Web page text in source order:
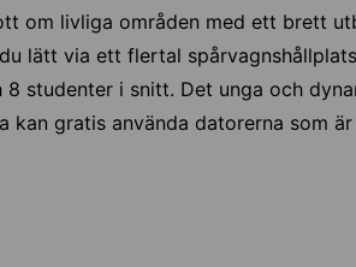
om livliga områden med ett brett
lätt via ett flertal
8 studenter i snitt. Det unga och
kan gratis använda datorerna som